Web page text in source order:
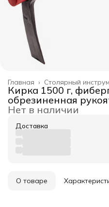
Столярный
Главная ›
Кирка 1500 г,
обрезиненная
Нет в наличии
Доставка
О товаре